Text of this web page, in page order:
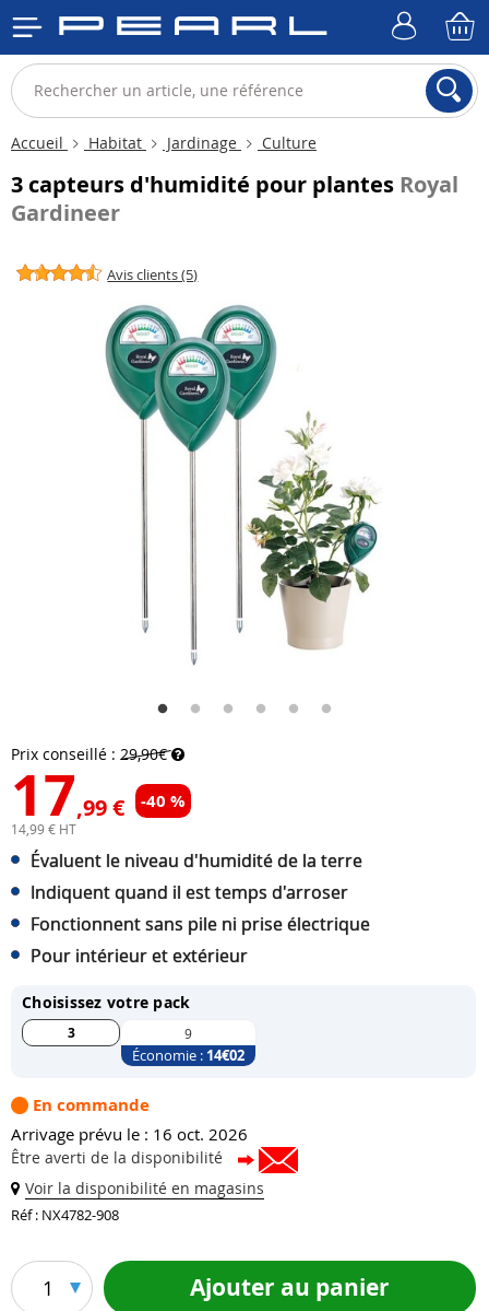
Accueil Habitat Jardinage Culture
3 capteurs d'humidité pour plantes Royal
Gardineer
Avis clients (5)
Prix conseillé : 29,90€
17,99 € -40 %
14,99 € HT
Évaluent le niveau d'humidité de la terre
Indiquent quand il est temps d'arroser
Fonctionnent sans pile ni prise électrique
Pour intérieur et extérieur
Choisissez votre pack
3 9
Économie : 14€02
En commande
Arrivage prévu le : 16 oct. 2026
Être averti de la disponibilité
Voir la disponibilité en magasins
Réf : NX4782-908
1 Ajouter au panier